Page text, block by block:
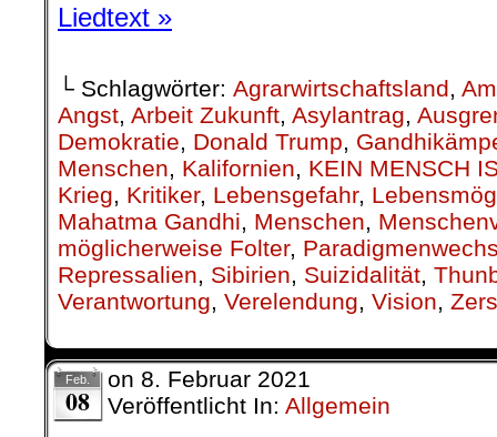
Liedtext »
└ Schlagwörter: Agrarwirtschaftsland,
Angst, Arbeit Zukunft, Asylantrag,
Demokratie, Donald Trump,
Menschen, Kalifornien, KEIN MENSCH
Krieg, Kritiker, Lebensgefahr,
Mahatma Gandhi, Menschen,
möglicherweise Folter,
Repressalien, Sibirien, Suizidalität,
Verantwortung, Verelendung, Vision,
Feb.
08
on 8. Februar 2021
Veröffentlicht In: Allgemein